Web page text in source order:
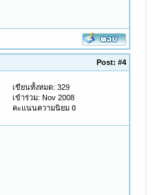
Post:#4
เขียนทั้งหมด: 329
เข้าร่วม: Nov 2008
คะแนนความนิยม0